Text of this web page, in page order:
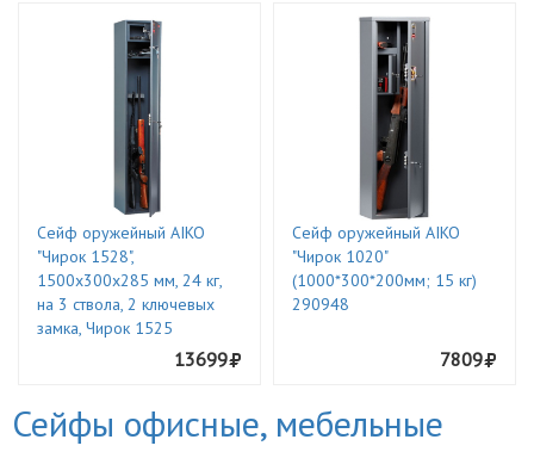
Сейф оружейный AIKO
"Чирок 1528",
1500х300х285 мм, 24 кг,
на 3 ствола, 2 ключевых
замка, Чирок 1525
13699
Сейф оружейный AIKO
"Чирок 1020"
(1000*300*200мм; 15 кг)
290948
7809
Сейфы офисные, мебельные